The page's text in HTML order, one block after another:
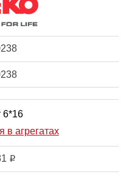
6*16
в агрегатах
i